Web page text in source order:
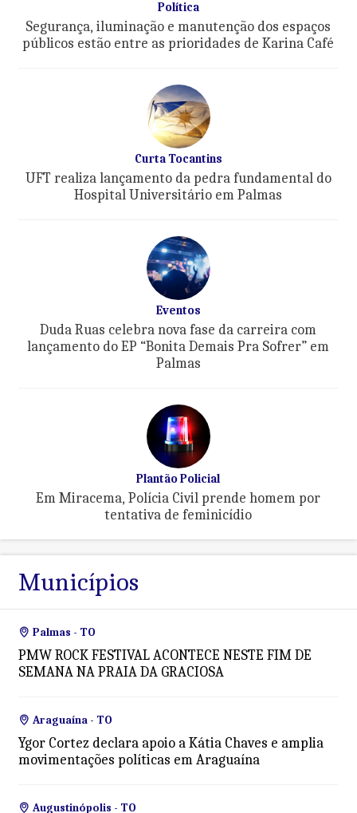
Política
Segurança, iluminação e manutenção dos espaços
públicos estão entre as prioridades de Karina Café
Curta Tocantins
UFT realiza lançamento da pedra fundamental do
Hospital Universitário em Palmas
Eventos
Duda Ruas celebra nova fase da carreira com
lançamento do EP “Bonita Demais Pra Sofrer” em
Palmas
Plantão Policial
Em Miracema, Polícia Civil prende homem por
tentativa de feminicídio
Municípios
Palmas - TO
PMW ROCK FESTIVAL ACONTECE NESTE FIM DE
SEMANA NA PRAIA DA GRACIOSA
Araguaína - TO
Ygor Cortez declara apoio a Kátia Chaves e amplia
movimentações políticas em Araguaína
Augustinópolis - TO